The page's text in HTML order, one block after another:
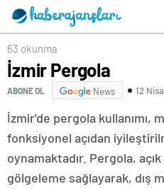
63 okunma
İzmir Pergola
ABONE OL News 12
İzmir'de pergola kullanımı,
fonksiyonel açıdan
oynamaktadır. Pergola,
gölgeleme sağlayarak, dış